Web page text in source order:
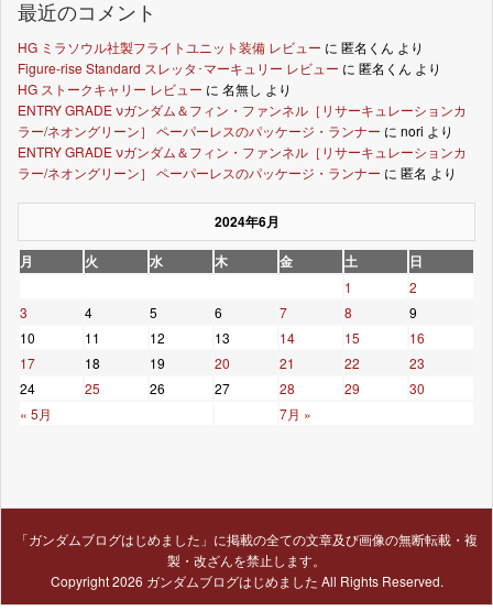
最近のコメント
HG ミラソウル社製フライトユニット装備 レビュー に 匿名くん より
Figure-rise Standard スレッタ･マーキュリー レビュー に 匿名くん より
HG ストークキャリー レビュー に 名無し より
ENTRY GRADE νガンダム＆フィン・ファンネル［リサーキュレーションカ
ラー/ネオングリーン］ ペーパーレスのパッケージ・ランナー に nori より
ENTRY GRADE νガンダム＆フィン・ファンネル［リサーキュレーションカ
ラー/ネオングリーン］ ペーパーレスのパッケージ・ランナー に 匿名 より
2024年6月
月
火 水 木 金 土 日
« 5月 7月 »
1
2
3
4 5 6 7 8
9
10
11 12 13 14 15
16
17
18 19 20 21 22
23
24
25 26 27 28 29 30
「ガンダムブログはじめました」に掲載の全ての文章及び画像の無断転載・複
製・改ざんを禁止します。
Copyright 2026 ガンダムブログはじめました All Rights Reserved.